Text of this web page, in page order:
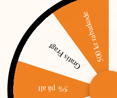
5% på alt
Gratis Fragt500 kr rabatkode